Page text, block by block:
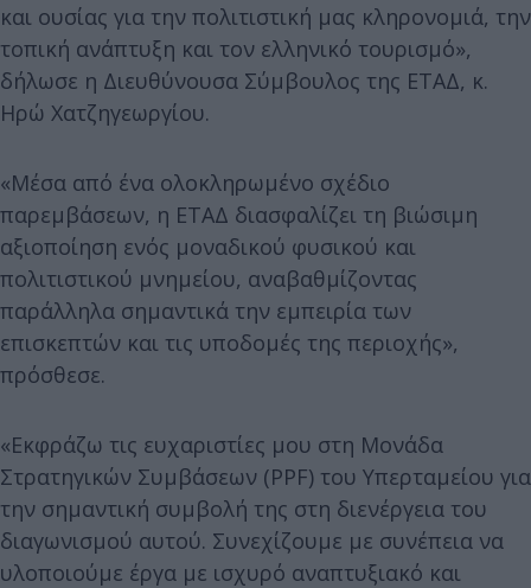
και ουσίας για την πολιτιστική μας κληρονομιά, την
τοπική ανάπτυξη και τον ελληνικό τουρισμό»,
δήλωσε η Διευθύνουσα Σύμβουλος της ΕΤΑΔ, κ.
Ηρώ Χατζηγεωργίου.
«Μέσα από ένα ολοκληρωμένο σχέδιο
παρεμβάσεων, η ΕΤΑΔ διασφαλίζει τη βιώσιμη
αξιοποίηση ενός μοναδικού φυσικού και
πολιτιστικού μνημείου, αναβαθμίζοντας
παράλληλα σημαντικά την εμπειρία των
επισκεπτών και τις υποδομές της περιοχής»,
πρόσθεσε.
«Εκφράζω τις ευχαριστίες μου στη Μονάδα
Στρατηγικών Συμβάσεων (PPF) του Υπερταμείου για
την σημαντική συμβολή της στη διενέργεια του
διαγωνισμού αυτού. Συνεχίζουμε με συνέπεια να
υλοποιούμε έργα με ισχυρό αναπτυξιακό και